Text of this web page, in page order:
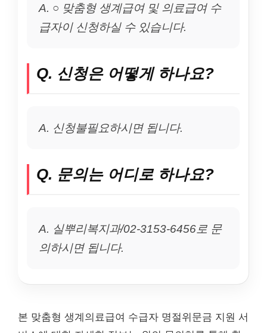
A. ○ 맞춤형 생계급여 및 의료급여 수
급자이 신청하실 수 있습니다.
Q. 신청은 어떻게 하나요?
A. 신청불필요하시면 됩니다.
Q. 문의는 어디로 하나요?
A. 실뿌리복지과/02-3153-6456로 문
의하시면 됩니다.
본 맞춤형 생계의료급여 수급자 명절위문금 지원 서